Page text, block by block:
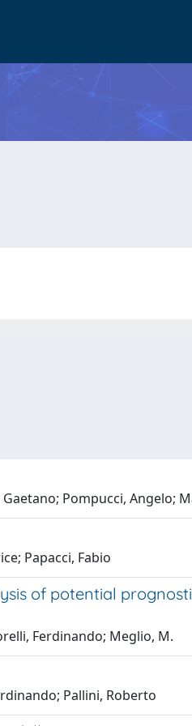
Pompucci, Angelo;
Papacci, Fabio
of potential
Ferdinando; Meglio, M.
Pallini, Roberto